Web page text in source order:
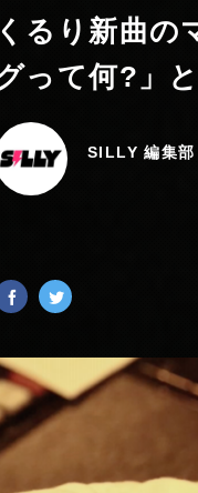
くるり新曲の
って何?」
SILLY 編集部